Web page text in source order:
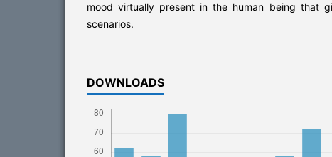
mood virtually present in the human being that
scenarios.
DOWNLOADS